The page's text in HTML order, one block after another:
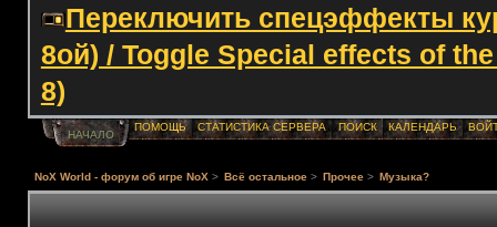
Переключить спецэффекты
8ой) / Toggle Special effects of
8)
НАЧАЛО
ПОМОЩЬ СТАТИСТИКА СЕРВЕРА ПОИСК КАЛЕНДАРЬ
NoX World - форум об игре NoX > Всё остальное > Прочее > Музыка?